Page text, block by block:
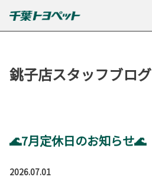
銚子店スタッフブログ
🌊7月定休日のお知らせ🌊
2026.07.01